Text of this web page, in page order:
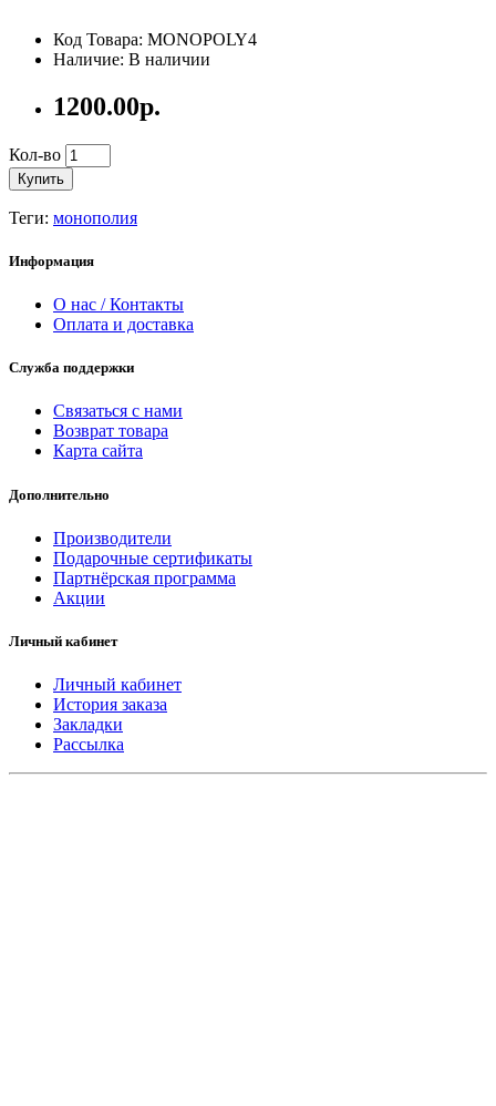
Код Товара: MONOPOLY4
Наличие: В наличии
1200.00р.
Кол-во
Купить
Теги: монополия
Информация
О нас / Контакты
Оплата и доставка
Служба поддержки
Связаться с нами
Возврат товара
Карта сайта
Дополнительно
Производители
Подарочные сертификаты
Партнёрская программа
Акции
Личный кабинет
Личный кабинет
История заказа
Закладки
Рассылка